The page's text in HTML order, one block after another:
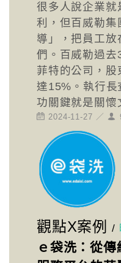
很多人說企業就
利，但百威勒集
導」，把員工放
們。百威勒過去
菲特的公司，股
達15%。執行長
功關鍵就是關懷
2024-11-27 ／
觀點X案例 /
ｅ袋洗：從